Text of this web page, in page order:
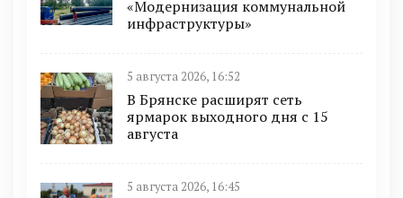
«Модернизация коммунальной
инфраструктуры»
5 августа 2026, 16:52
В Брянске расширят сеть
ярмарок выходного дня с 15
августа
5 августа 2026, 16:45